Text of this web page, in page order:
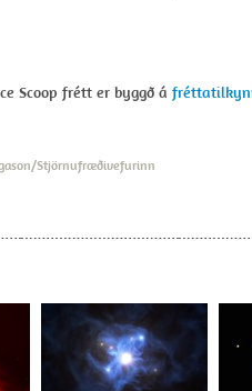
Scoop frétt er byggð á
Stjörnufræðivefurinn